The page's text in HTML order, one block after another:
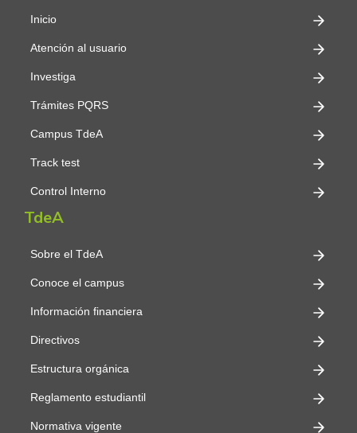
Inicio
Atención al usuario
Investiga
Trámites PQRS
Campus TdeA
Track test
Control Interno
TdeA
Sobre el TdeA
Conoce el campus
Información financiera
Directivos
Estructura orgánica
Reglamento estudiantil
Normativa vigente